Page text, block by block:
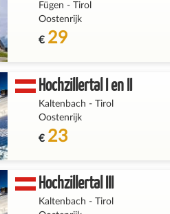
Fügen -
Tirol
Oostenrijk
€ 29
Hochzillertal I en II
Kaltenbach -Tirol
Oostenrijk
€ 23
Hochzillertal III
Kaltenbach -
Tirol